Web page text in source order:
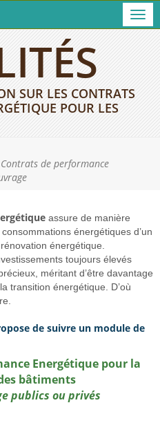
SUR LES CONTRATS
POUR LES
de performance
assure de manière
énergétiques d’un
énergétique.
toujours élevés
méritant d’être davantage
transition énergétique. D’où
de suivre un module de
Energétique pour la
bâtiments
publics ou privés